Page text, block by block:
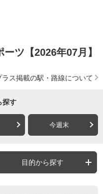
ツ【2026年07月】
ラス掲載の駅・路線について
探す
今週末
目的から探す